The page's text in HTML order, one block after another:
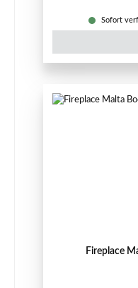
Sofort
Fireplace